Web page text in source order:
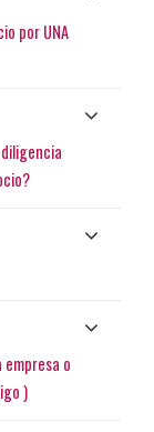
por UNA
diligencia
o
)